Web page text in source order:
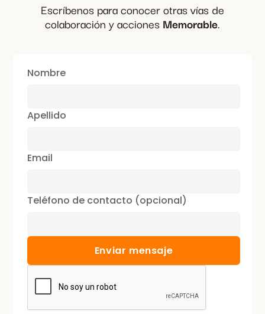
Escríbenos para conocer otras vías de
colaboración y acciones Memorable.
Nombre
Apellido
Email
Teléfono de contacto (opcional)